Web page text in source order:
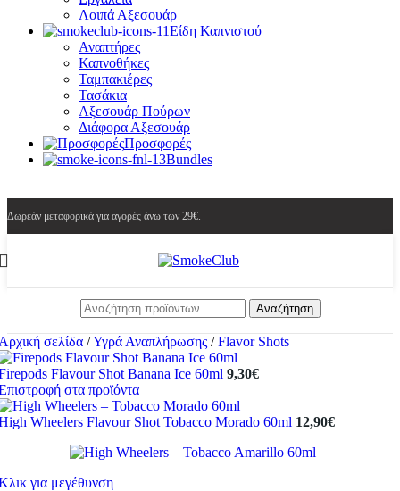
Λοιπά Αξεσουάρ
Είδη Καπνιστού
Αναπτήρες
Καπνοθήκες
Ταμπακιέρες
Τασάκια
Αξεσουάρ Πούρων
Διάφορα Αξεσουάρ
Προσφορές
Bundles
Δωρεάν μεταφορικά για αγορές άνω των 29€.
Αναζήτηση
σελίδα /Υγρά Αναπλήρωσης / Flavor Shots
Flavour Shot Banana Ice 60ml 9,30€
στα προϊόντα
Wheelers Flavour Shot Tobacco Morado 60ml 12,90€
για μεγέθυνση